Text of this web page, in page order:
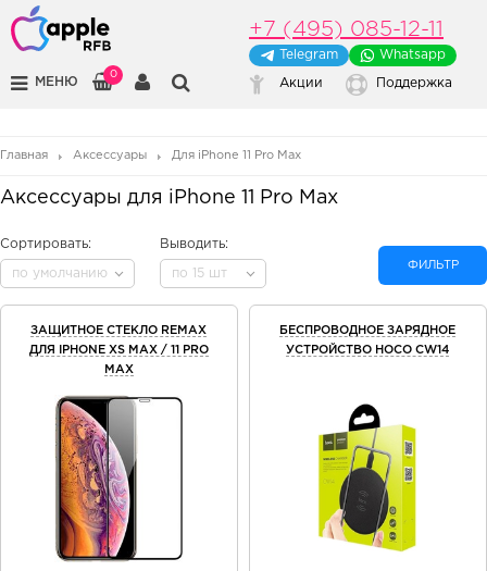
МЕНЮ
0
+7 (495) 085-12-11
Telegram Whatsapp
Акции Поддержка
Главная Аксессуары Для iPhone 11 Pro Max
Аксессуары для iPhone 11 Pro Max
Сортировать:
по умолчанию
Выводить:
по 15 шт
ФИЛЬТР
ЗАЩИТНОЕ СТЕКЛО REMAX
ДЛЯ IPHONE XS MAX / 11 PRO
MAX
БЕСПРОВОДНОЕ ЗАРЯДНОЕ
УСТРОЙСТВО HOCO CW14